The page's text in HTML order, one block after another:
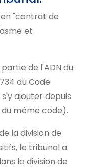
"contrat de
et
de l'ADN du
du Code
ajouter depuis
même code).
la division de
le tribunal a
la division de